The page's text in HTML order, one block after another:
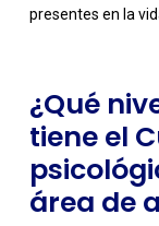
presentes en la
¿Qué
tiene el
área de